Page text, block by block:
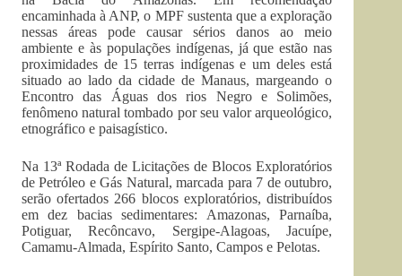
encaminhada à ANP, o MPF sustenta que a exploração
nessas áreas pode causar sérios danos ao meio
ambiente e às populações indígenas, já que estão nas
proximidades de 15 terras indígenas e um deles está
situado ao lado da cidade de Manaus, margeando o
Encontro das Águas dos rios Negro e Solimões,
fenômeno natural tombado por seu valor arqueológico,
etnográfico e paisagístico.
Na 13ª Rodada de Licitações de Blocos Exploratórios
de Petróleo e Gás Natural, marcada para 7 de outubro,
serão ofertados 266 blocos exploratórios, distribuídos
em dez bacias sedimentares: Amazonas, Parnaíba,
Potiguar, Recôncavo, Sergipe-Alagoas, Jacuípe,
Camamu-Almada, Espírito Santo, Campos e Pelotas.